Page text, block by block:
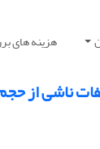
هزینه های
ناشی